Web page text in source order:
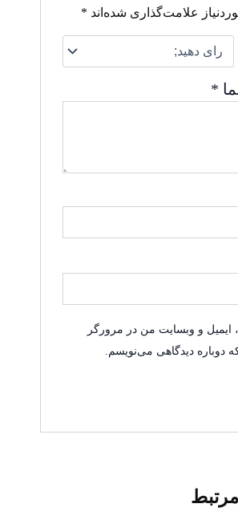
علامت‌گذاری شده‌اند *
*
ایمیل و وبسایت من در مرورگر
دوباره دیدگاهی می‌نویسم.